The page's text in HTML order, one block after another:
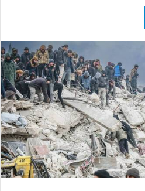
تيلقرام